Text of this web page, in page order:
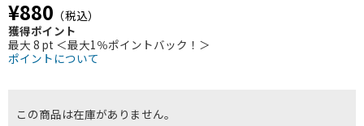
¥880 （税込）
獲得ポイント
最大 8 pt ＜最大1％ポイントバック！＞
ポイントについて
この商品は在庫がありません。